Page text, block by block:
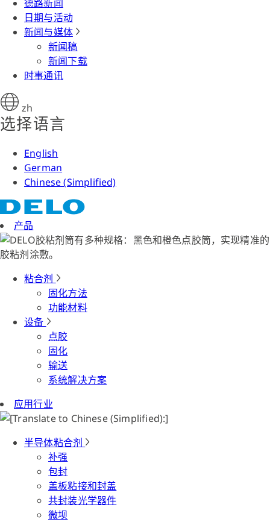
德路新闻
日期与活动
新闻与媒体
新闻稿
新闻下载
时事通讯
zh
选择语言
English
German
Chinese (Simplified)
产品
粘合剂
固化方法
功能材料
设备
点胶
固化
输送
系统解决方案
应用行业
半导体粘合剂
补强
包封
盖板粘接和封盖
共封装光学器件
微坝